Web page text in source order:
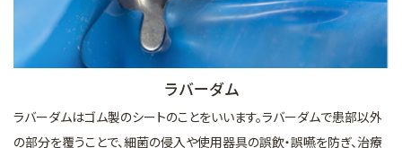
ラバーダム
ラバーダムはゴム製のシートのことをいいます。ラバーダムで患部以外
の部分を覆うことで、細菌の侵入や使用器具の誤飲・誤嚥を防ぎ、治療